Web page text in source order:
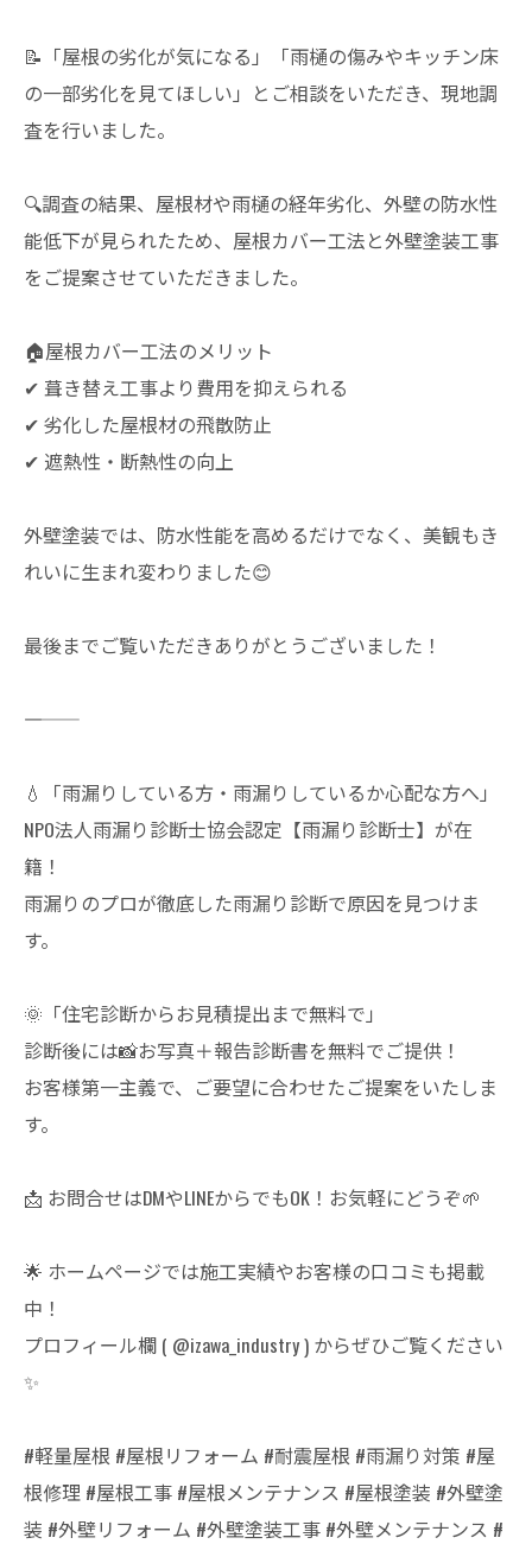
📝「屋根の劣化が気になる」「雨樋の傷みやキッチン床
の一部劣化を見てほしい」とご相談をいただき、現地調
査を行いました。
🔍調査の結果、屋根材や雨樋の経年劣化、外壁の防水性
能低下が見られたため、屋根カバー工法と外壁塗装工事
をご提案させていただきました。
🏠屋根カバー工法のメリット
✔ 葺き替え工事より費用を抑えられる
✔ 劣化した屋根材の飛散防止
✔ 遮熱性・断熱性の向上
外壁塗装では、防水性能を高めるだけでなく、美観もき
れいに生まれ変わりました😊
最後までご覧いただきありがとうございました！
――――
💧「雨漏りしている方・雨漏りしているか心配な方へ」
NPO法人雨漏り診断士協会認定【雨漏り診断士】が在
籍！
雨漏りのプロが徹底した雨漏り診断で原因を見つけま
す。
🌞「住宅診断からお見積提出まで無料で」
診断後には📸お写真＋報告診断書を無料でご提供！
お客様第一主義で、ご要望に合わせたご提案をいたしま
す。
📩 お問合せはDMやLINEからでもOK！お気軽にどうぞ🌱
🌟 ホームページでは施工実績やお客様の口コミも掲載
中！
プロフィール欄 ( @izawa_industry ) からぜひご覧ください
✨
#軽量屋根 #屋根リフォーム #耐震屋根 #雨漏り対策 #屋
根修理 #屋根工事 #屋根メンテナンス #屋根塗装 #外壁塗
装 #外壁リフォーム #外壁塗装工事 #外壁メンテナンス #